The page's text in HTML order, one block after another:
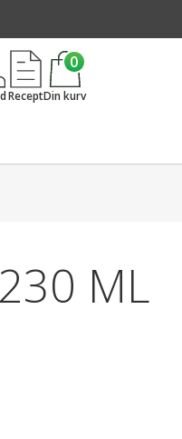
Recept
0
Din kurv
ML